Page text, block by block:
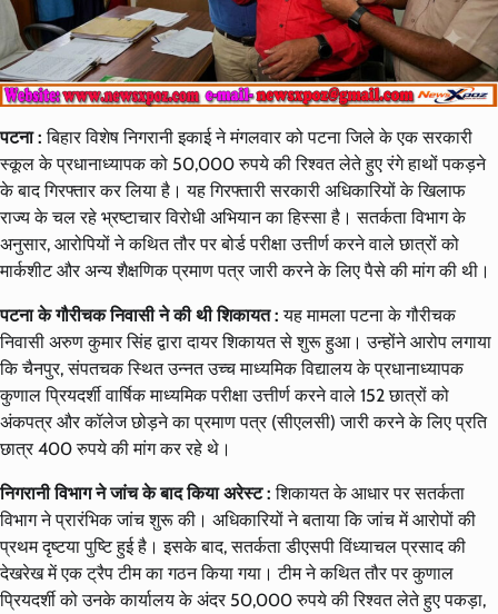
पटना : बिहार विशेष निगरानी इकाई ने मंगलवार को पटना जिले के एक सरकारी
स्कूल के प्रधानाध्यापक को 50,000 रुपये की रिश्वत लेते हुए रंगे हाथों पकड़ने
के बाद गिरफ्तार कर लिया है। यह गिरफ्तारी सरकारी अधिकारियों के खिलाफ
राज्य के चल रहे भ्रष्टाचार विरोधी अभियान का हिस्सा है। सतर्कता विभाग के
अनुसार, आरोपियों ने कथित तौर पर बोर्ड परीक्षा उत्तीर्ण करने वाले छात्रों को
मार्कशीट और अन्य शैक्षणिक प्रमाण पत्र जारी करने के लिए पैसे की मांग की थी।
पटना के गौरीचक निवासी ने की थी शिकायत :यह मामला पटना के गौरीचक
निवासी अरुण कुमार सिंह द्वारा दायर शिकायत से शुरू हुआ। उन्होंने आरोप लगाया
कि चैनपुर, संपतचक स्थित उन्नत उच्च माध्यमिक विद्यालय के प्रधानाध्यापक
कुणाल प्रियदर्शी वार्षिक माध्यमिक परीक्षा उत्तीर्ण करने वाले 152 छात्रों को
अंकपत्र और कॉलेज छोड़ने का प्रमाण पत्र (सीएलसी) जारी करने के लिए प्रति
छात्र 400 रुपये की मांग कर रहे थे।
निगरानी विभाग ने जांच के बाद किया अरेस्ट :शिकायत के आधार पर सतर्कता
विभाग ने प्रारंभिक जांच शुरू की। अधिकारियों ने बताया कि जांच में आरोपों की
प्रथम दृष्टया पुष्टि हुई है। इसके बाद, सतर्कता डीएसपी विंध्याचल प्रसाद की
देखरेख में एक ट्रैप टीम का गठन किया गया। टीम ने कथित तौर पर कुणाल
प्रियदर्शी को उनके कार्यालय के अंदर 50,000 रुपये की रिश्वत लेते हुए पकड़ा,